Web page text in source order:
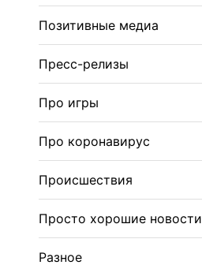
Позитивные медиа
Пресс-релизы
Про игры
Про коронавирус
Происшествия
Просто хорошие новости
Разное